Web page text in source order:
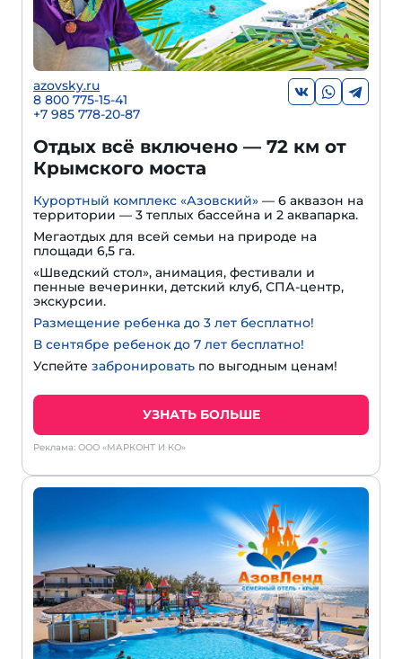
azovsky.ru
8 800 775-15-41
+7 985 778-20-87
Отдых всё включено — 72 км от
Крымского моста
Курортный комплекс «Азовский» — 6 аквазон на
территории — 3 теплых бассейна и 2 аквапарка.
Мегаотдых для всей семьи на природе на
площади 6,5 га.
«Шведский стол», анимация, фестивали и
пенные вечеринки, детский клуб, СПА-центр,
экскурсии.
Размещение ребенка до 3 лет бесплатно!
В сентябре ребенок до 7 лет бесплатно!
Успейте забронировать по выгодным ценам!
УЗНАТЬ БОЛЬШЕ
Реклама: ООО «МАРКОНТ И КО»